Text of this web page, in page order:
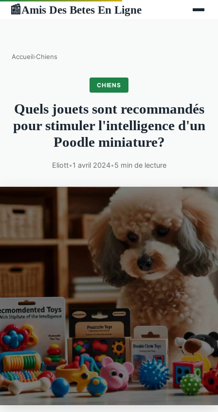
📰Amis Des Betes En Ligne
Accueil›Chiens
CHIENS
Quels jouets sont recommandés
pour stimuler l'intelligence d'un
Poodle miniature?
Eliott•1 avril 2024•5 min de lecture